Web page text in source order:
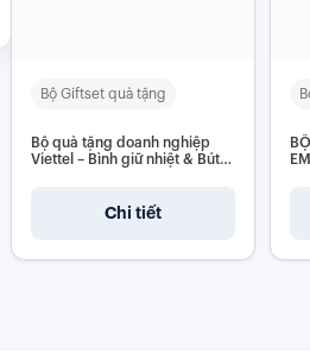
Bộ Giftset quà tặng
Bộ quà tặng doanh nghiệp
Viettel – Bình giữ nhiệt & Bút
Chi tiết